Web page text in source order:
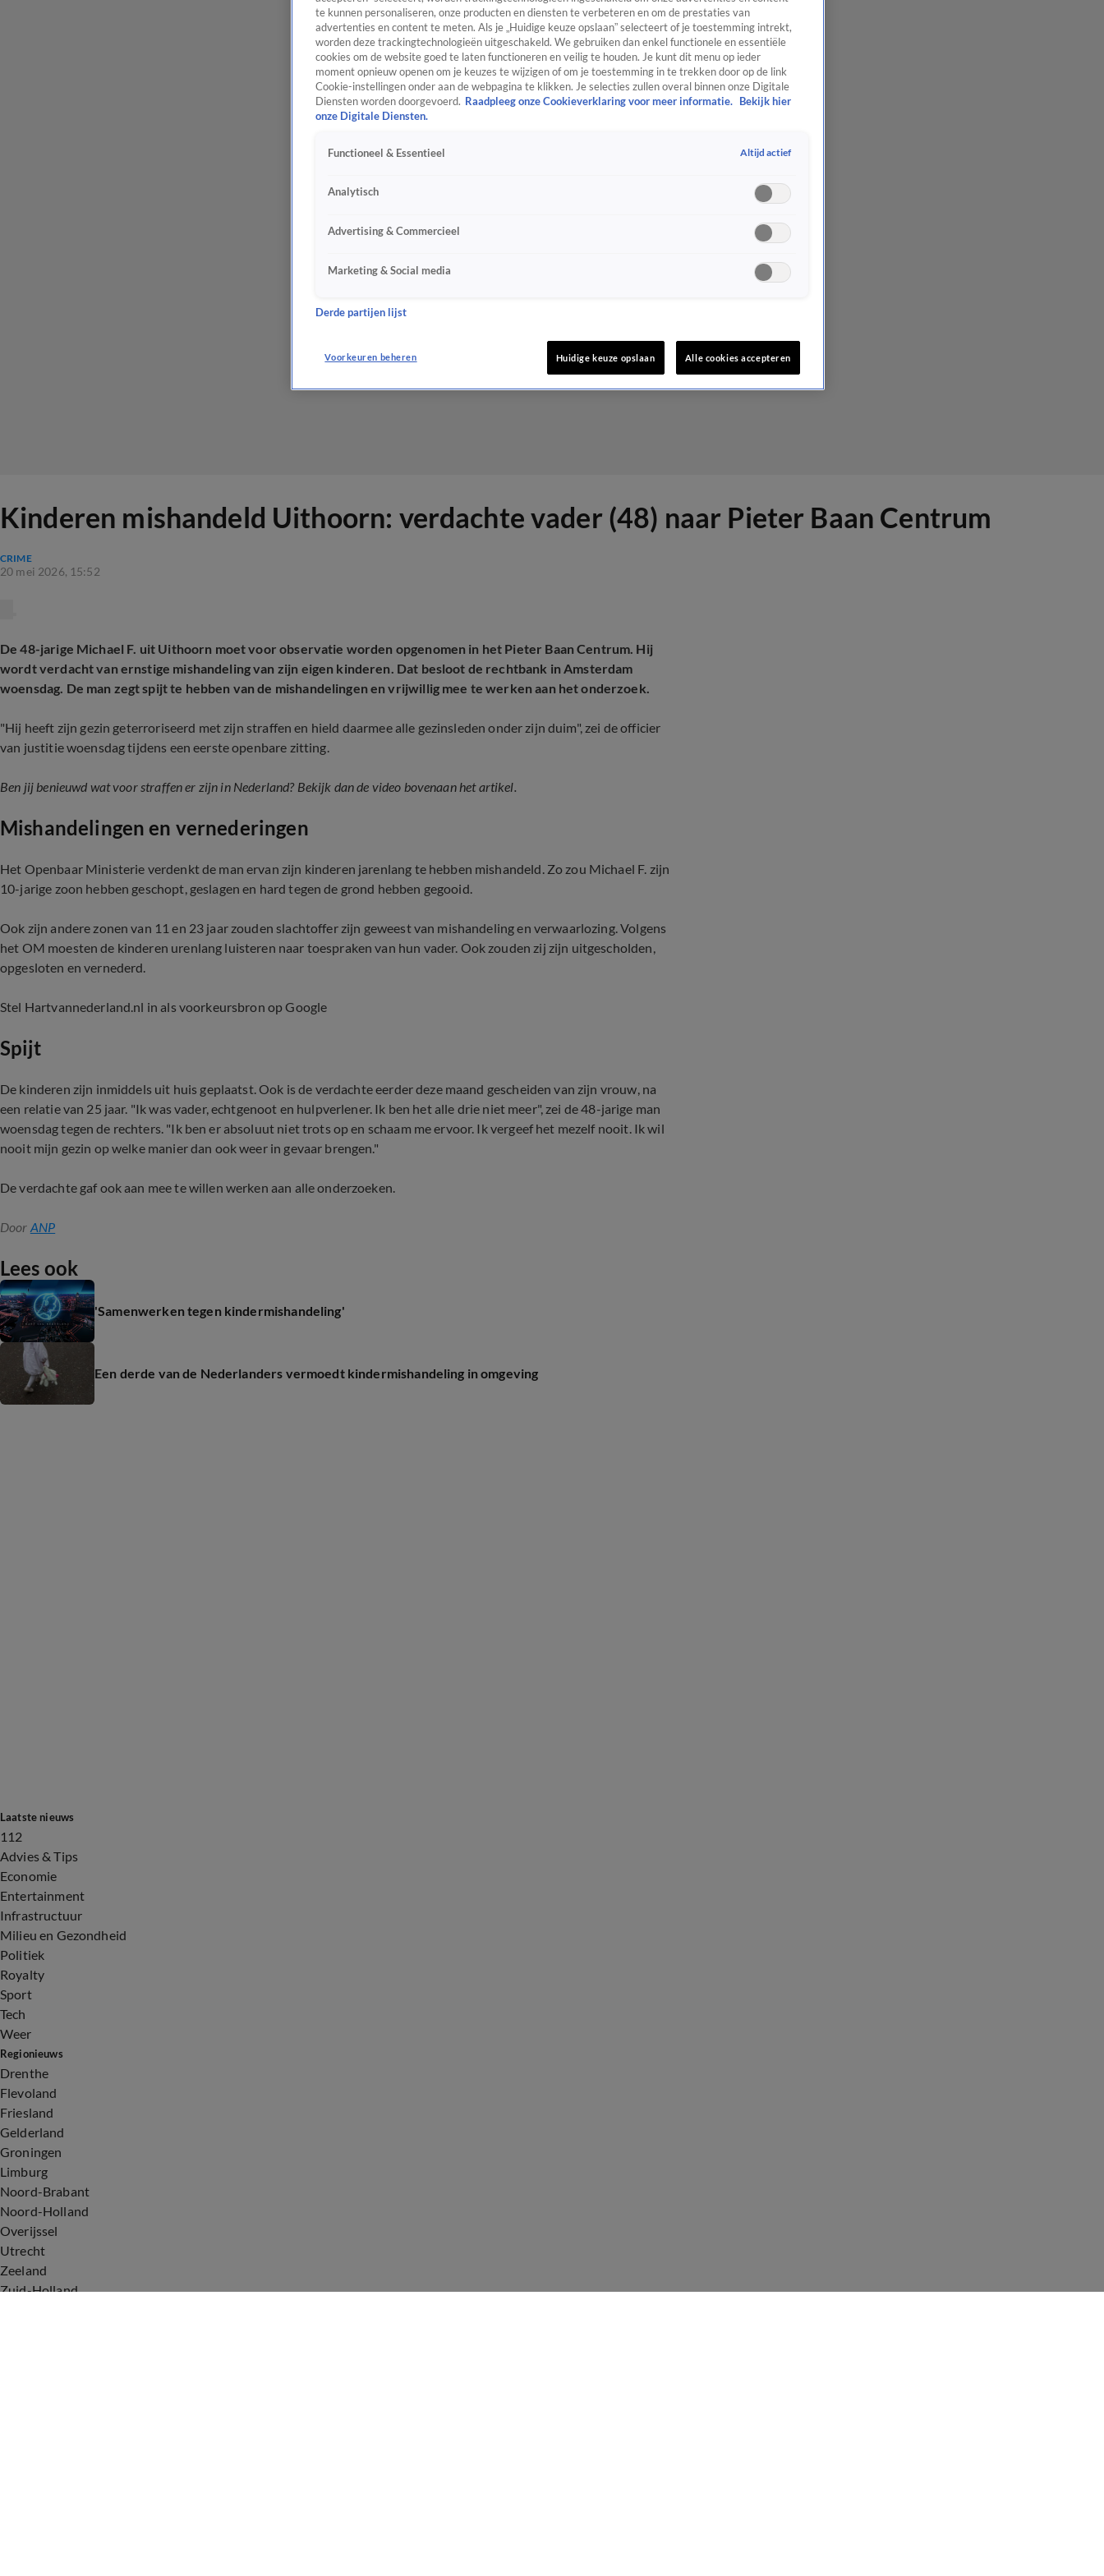
Kinderen mishandeld Uithoorn: verdachte vader (48) naar Pieter Baan Centrum
CRIME
20 mei 2026, 15:52
De 48-jarige Michael F. uit Uithoorn moet voor observatie worden opgenomen in het Pieter Baan Centrum. Hij
wordt verdacht van ernstige mishandeling van zijn eigen kinderen. Dat besloot de rechtbank in Amsterdam
woensdag. De man zegt spijt te hebben van de mishandelingen en vrijwillig mee te werken aan het onderzoek.
"Hij heeft zijn gezin geterroriseerd met zijn straffen en hield daarmee alle gezinsleden onder zijn duim", zei de officier
van justitie woensdag tijdens een eerste openbare zitting.
Ben jij benieuwd wat voor straffen er zijn in Nederland? Bekijk dan de video bovenaan het artikel.
Mishandelingen en vernederingen
Het Openbaar Ministerie verdenkt de man ervan zijn kinderen jarenlang te hebben mishandeld. Zo zou Michael F. zijn
10-jarige zoon hebben geschopt, geslagen en hard tegen de grond hebben gegooid.
Ook zijn andere zonen van 11 en 23 jaar zouden slachtoffer zijn geweest van mishandeling en verwaarlozing. Volgens
het OM moesten de kinderen urenlang luisteren naar toespraken van hun vader. Ook zouden zij zijn uitgescholden,
opgesloten en vernederd.
Stel Hartvannederland.nl in als voorkeursbron op Google
Spijt
De kinderen zijn inmiddels uit huis geplaatst. Ook is de verdachte eerder deze maand gescheiden van zijn vrouw, na
een relatie van 25 jaar. "Ik was vader, echtgenoot en hulpverlener. Ik ben het alle drie niet meer", zei de 48-jarige man
woensdag tegen de rechters. "Ik ben er absoluut niet trots op en schaam me ervoor. Ik vergeef het mezelf nooit. Ik wil
nooit mijn gezin op welke manier dan ook weer in gevaar brengen."
De verdachte gaf ook aan mee te willen werken aan alle onderzoeken.
Door ANP
Lees ook
'Samenwerken tegen kindermishandeling'
Een derde van de Nederlanders vermoedt kindermishandeling in omgeving
Laatste nieuws
112
Advies & Tips
Economie
Entertainment
Infrastructuur
Milieu en Gezondheid
Politiek
Royalty
Sport
Tech
Weer
Regionieuws
Drenthe
Flevoland
Friesland
Gelderland
Groningen
Limburg
Noord-Brabant
Noord-Holland
Overijssel
Utrecht
Zeeland
Zuid-Holland
te kunnen personaliseren, onze producten en diensten te verbeteren en om de prestaties van
advertenties en content te meten. Als je „Huidige keuze opslaan” selecteert of je toestemming intrekt,
worden deze trackingtechnologieën uitgeschakeld. We gebruiken dan enkel functionele en essentiële
cookies om de website goed te laten functioneren en veilig te houden. Je kunt dit menu op ieder
moment opnieuw openen om je keuzes te wijzigen of om je toestemming in te trekken door op de link
Cookie-instellingen onder aan de webpagina te klikken. Je selecties zullen overal binnen onze Digitale
Diensten worden doorgevoerd. Raadpleeg onze Cookieverklaring voor meer informatie.
Bekijk hier
onze Digitale Diensten.
Functioneel & Essentieel Altijd actief
Analytisch
Advertising & Commercieel
Marketing & Social media
Derde partijen lijst
Voorkeuren beheren Huidige keuze opslaan Alle cookies accepteren